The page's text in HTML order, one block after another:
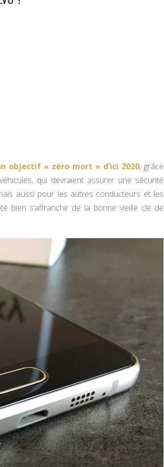
objectif « zéro mort » d’ici 2020, grâce
qui devraient assurer une sécurité
aussi pour les autres conducteurs et les
bien s’affranchir de la bonne vieille clé de